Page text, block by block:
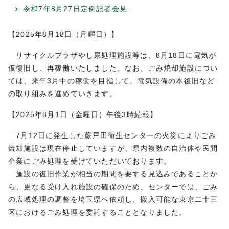
令和7年8月27日定例記者会見
【2025年8月18日（月曜日）】
リサイクルプラザやし尿処理施設等は、8月18日に電気が
仮復旧し、再稼働いたしました。なお、ごみ焼却施設につい
ては、来年3月中の稼働を目指して、電気設備の本復旧など
の取り組みを進めていきます。
【2025年8月1日（金曜日）午後3時続報】
7月12日に発生した蕨戸田衛生センターの火災によりごみ
焼却施設は現在停止していますが、県内複数の自治体や民間
企業にごみ処理を受けていただいております。
施設の復旧作業が相当の期間を要する見込みであることか
ら、更なる受け入れ施設の確保のため、センターでは、ごみ
の広域処理の調整を埼玉県へ依頼し、搬入可能な東京二十三
区におけるごみ処理を委託することとなりました。